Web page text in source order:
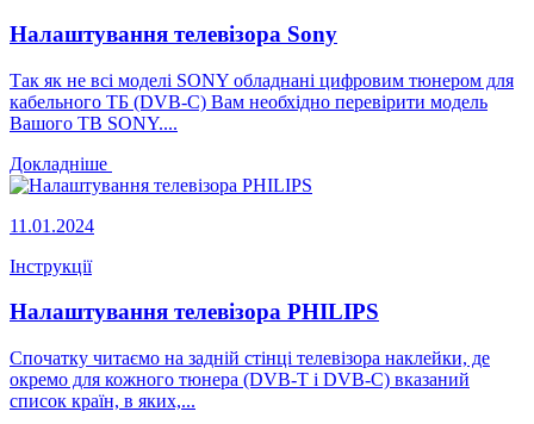
Налаштування телевізора Sony
Так як не всі моделі SONY обладнані цифровим тюнером для
кабельного ТБ (DVB-C) Вам необхідно перевірити модель
Вашого ТВ SONY....
Докладніше
11.01.2024
Інструкції
Налаштування телевізора PHILIPS
Спочатку читаємо на задній стінці телевізора наклейки, де
окремо для кожного тюнера (DVB-T і DVB-C) вказаний
список країн, в яких,...